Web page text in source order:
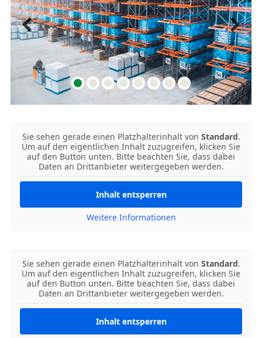
Sie sehen gerade einen Platzhalterinhalt von Standard.
Um auf den eigentlichen Inhalt zuzugreifen, klicken Sie
auf den Button unten. Bitte beachten Sie, dass dabei
Daten an Drittanbieter weitergegeben werden.
Inhalt entsperren
Weitere Informationen
Sie sehen gerade einen Platzhalterinhalt von Standard.
Um auf den eigentlichen Inhalt zuzugreifen, klicken Sie
auf den Button unten. Bitte beachten Sie, dass dabei
Daten an Drittanbieter weitergegeben werden.
Inhalt entsperren